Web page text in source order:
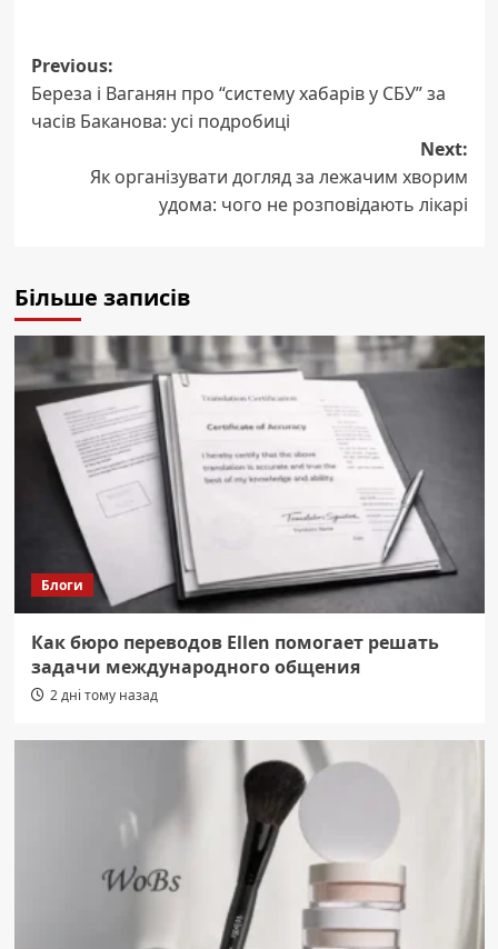
Post
navigation
Previous:
Береза і Ваганян про “систему хабарів у СБУ” за
часів Баканова: усі подробиці
Next:
Як організувати догляд за лежачим хворим
удома: чого не розповідають лікарі
Більше записів
Блоги
Как бюро переводов Ellen помогает решать
задачи международного общения
2 дні тому назад